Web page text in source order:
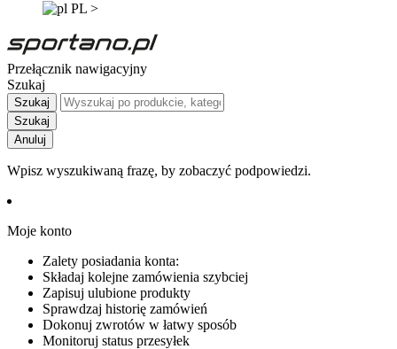
PL >
Przełącznik nawigacyjny
Szukaj
Szukaj
Szukaj
Anuluj
Wpisz wyszukiwaną frazę, by zobaczyć podpowiedzi.
Moje konto
Zalety posiadania konta:
Składaj kolejne zamówienia szybciej
Zapisuj ulubione produkty
Sprawdzaj historię zamówień
Dokonuj zwrotów w łatwy sposób
Monitoruj status przesyłek